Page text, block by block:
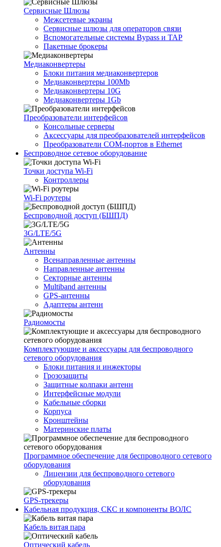
Сервисные Шлюзы
Межсетевые экраны
Сервисные шлюзы для операторов связи
Вспомогательные системы Bypass и TAP
Пакетные брокеры
Медиаконвертеры
Блоки питания медиаконвертеров
Медиаконвертеры 100Mb
Медиаконвертеры 10G
Медиаконвертеры 1Gb
Преобразователи интерфейсов
Консольные серверы
Аксессуары для преобразователей интерфейсов
Преобразователи COM-портов в Ethernet
Беспроводное сетевое оборудование
Точки доступа Wi-Fi
Контроллеры
Wi-Fi роутеры
Беспроводной доступ (БШПД)
3G/LTE/5G
Антенны
Всенаправленные антенны
Направленные антенны
Секторные антенны
Multiband антенны
GPS-антенны
Адаптеры антенн
Радиомосты
Комплектующие и аксессуары для беспроводного
сетевого оборудования
Блоки питания и инжекторы
Грозозащиты
Защитные колпаки антенн
Интерфейсные модули
Кабельные сборки
Корпуса
Кронштейны
Материнские платы
Программное обеспечение для беспроводного сетевого
оборудования
Лицензии для беспроводного сетевого
оборудования
GPS-трекеры
Кабельная продукция, СКС и компоненты ВОЛС
Кабель витая пара
Оптический кабель